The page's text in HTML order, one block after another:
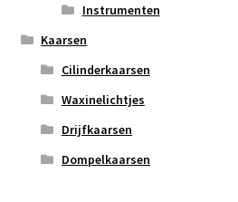
Instrumenten
Kaarsen
Cilinderkaarsen
Waxinelichtjes
Drijfkaarsen
Dompelkaarsen